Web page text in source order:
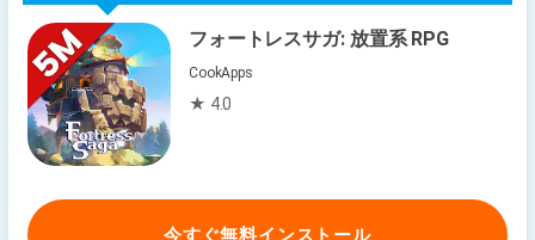
フォートレスサガ: 放置系 RPG
CookApps
★ 4.0
今すぐ無料インストール